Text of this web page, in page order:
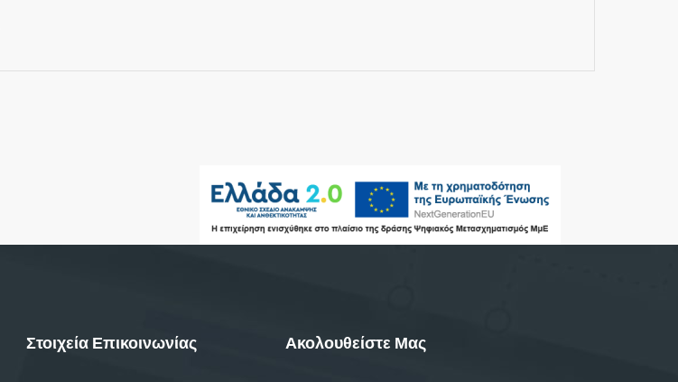
Στοιχεία Επικοινωνίας Ακολουθείστε Μας